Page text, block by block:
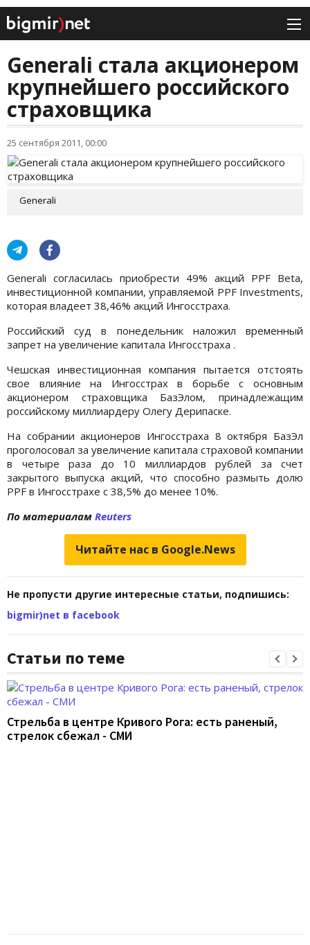
Generali стала акционером
крупнейшего российского
страховщика
25 сентября 2011, 00:00
Generali
Generali согласилась приобрести 49% акций PPF Beta,
инвестиционной компании, управляемой PPF Investments,
которая владеет 38,46% акций Ингосстраха.
Российский суд в понедельник наложил временный
запрет на увеличение капитала Ингосстраха .
Чешская инвестиционная компания пытается отстоять
свое влияние на Ингосстрах в борьбе с основным
акционером страховщика БазЭлом, принадлежащим
российскому миллиардеру Олегу Дерипаске.
На собрании акционеров Ингосстраха 8 октября БазЭл
проголосовал за увеличение капитала страховой компании
в четыре раза до 10 миллиардов рублей за счет
закрытого выпуска акций, что способно размыть долю
PPF в Ингосстрахе с 38,5% до менее 10%.
По материалам Reuters
Читайте нас в Google.News
Не пропусти другие интересные статьи, подпишись:
bigmir)net в facebook
Статьи по теме
Стрельба в центре Кривого Рога: есть раненый,
стрелок сбежал - СМИ